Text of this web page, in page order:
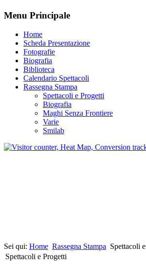
Menu Principale
Home
Scheda Presentazione
Fotografie
Biografia
Biblioteca
Calendario Spettacoli
Rassegna Stampa
Spettacoli e Progetti
Biografia
Maghi Senza Frontiere
Varie
Smilab
Sei qui: Home Rassegna Stampa Spettacoli
Spettacoli e Progetti